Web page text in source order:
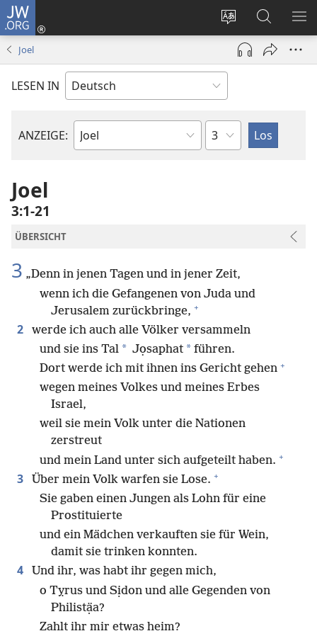
JW.ORG
Websitesprache
ändern
Anmelden
(öffnet
neues
Fenster)
Suche
Joel
LESEN IN
ANZEIGE:
Bibelbuch
Kapitel
Joel
3:1-21
ÜBERSICHT
3 „Denn in jenen Tagen und in jener Zeit,
wenn ich die Gefangenen von Juda und
Jerusalem zurückbringe, +
2
werde ich auch alle Völker versammeln
und sie ins Tal * Jọsaphat * führen.
Dort werde ich mit ihnen ins Gericht gehen +
wegen meines Volkes und meines Erbes
Israel,
weil sie mein Volk unter die Nationen
zerstreut
und mein Land unter sich aufgeteilt haben. +
3 Über mein Volk warfen sie Lose. +
Sie gaben einen Jungen als Lohn für eine
Prostituierte
und ein Mädchen verkauften sie für Wein,
damit sie trinken konnten.
4
Und ihr, was habt ihr gegen mich,
o Tỵrus und Sịdon und alle Gegenden von
Philistạ̈a?
Zahlt ihr mir etwas heim?